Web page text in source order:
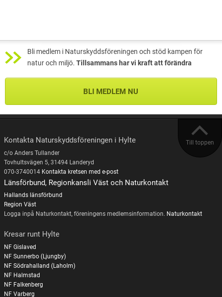
Bli medlem i Naturskyddsföreningen och stöd kampen för
natur och miljö. Tillsammans har vi kraft att förändra
BLI MEDLEM NU
Till toppen
Kontakta Naturskyddsföreningen i Hylte
c/o Anders Tullander
Tovhultsvägen 5, 31494 Landeryd
070-3740014 Kontakta kretsen med e-post
Länsförbund, Regionkansli Väst och Naturkontakt
Hallands länsförbund
Region Väst
Logga inpå Naturkontakt, föreningens medlemsinformation. Naturkontakt
Kresar runt Hylte
NF Gislaved
NF Sunnerbo (Ljungby)
NF Södrahalland (Laholm)
NF Halmstad
NF Falkenberg
NF Varberg